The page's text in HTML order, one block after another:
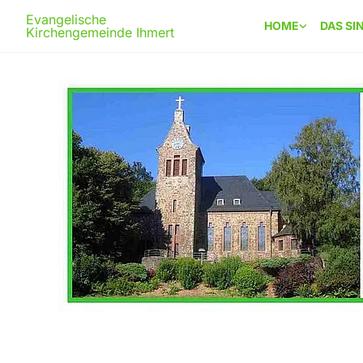
Evangelische
Kirchengemeinde Ihmert
HOME DAS